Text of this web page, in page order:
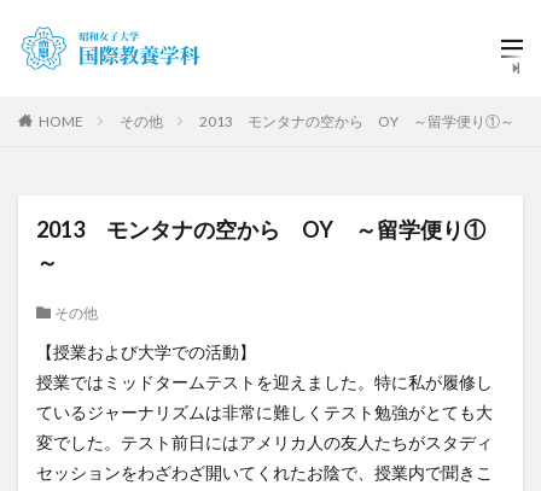
HOME その他 2013 モンタナの空から OY ～留学便り①～
2013 モンタナの空から OY ～留学便り①
～
その他
【授業および大学での活動】
授業ではミッドタームテストを迎えました。特に私が履修し
ているジャーナリズムは非常に難しくテスト勉強がとても大
変でした。テスト前日にはアメリカ人の友人たちがスタディ
セッションをわざわざ開いてくれたお陰で、授業内で聞きこ